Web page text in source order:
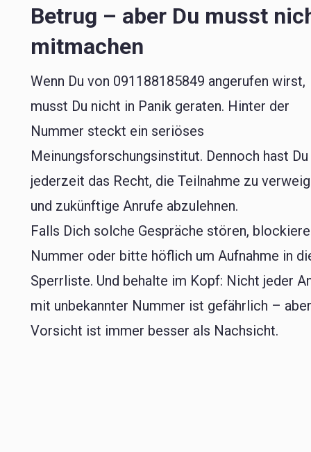
Betrug – aber Du musst
mitmachen
Wenn Du von 091188185849 angerufen wirst,
musst Du nicht in Panik geraten. Hinter der
Nummer steckt ein seriöses
Meinungsforschungsinstitut. Dennoch hast Du
jederzeit das Recht, die Teilnahme zu
und zukünftige Anrufe abzulehnen.
Falls Dich solche Gespräche stören,
Nummer oder bitte höflich um Aufnahme in
Sperrliste. Und behalte im Kopf: Nicht jeder
mit unbekannter Nummer ist gefährlich –
Vorsicht ist immer besser als Nachsicht.